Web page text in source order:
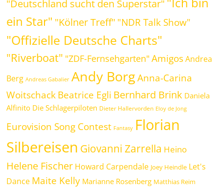
"Deutschland sucht den Superstar"
ein Star" "Kölner Treff" "NDR Talk Show"
"Offizielle Deutsche Charts"
"Riverboat" "ZDF-Fernsehgarten" Amigos Andrea
Berg Andreas Gabalier Andy Borg Anna-Carina
WoitschackBeatrice Egli Bernhard Brink Daniela
Alfinito Die Schlagerpiloten Dieter Hallervorden Eloy de Jong
Eurovision Song Contest Fantasy Florian
Silbereisen Giovanni Zarrella Heino
Helene Fischer Howard Carpendale Joey Heindle Let's
Dance Maite Kelly Marianne Rosenberg Matthias Reim